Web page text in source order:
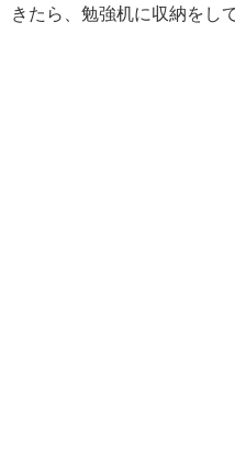
きたら、勉強机に収納をし